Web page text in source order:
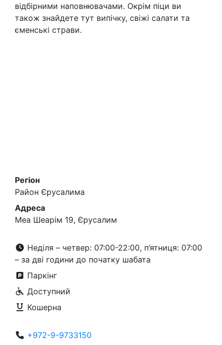
відбірними наповнювачами. Окрім піци ви
також знайдете тут випічку, свіжі салати та
єменські страви.
Регіон
Район Єрусалима
Адреса
Меа Шеарім 19, Єрусалим
Неділя – четвер: 07:00-22:00, п’ятниця: 07:00
– за дві години до початку шабата
Паркінг
Доступний
Кошерна
+972-9-9733150